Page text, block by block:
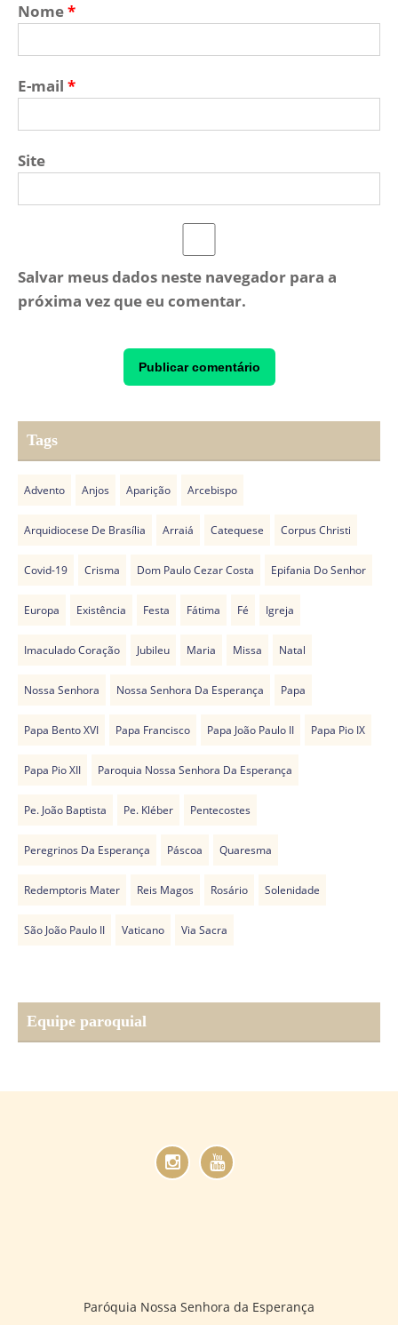
Nome*
E-mail *
Site
Salvar meus dados neste navegador para a
próxima vez que eu comentar.
Tags
Advento Anjos Aparição Arcebispo
Arquidiocese De Brasília Arraiá Catequese Corpus Christi
Covid-19 Crisma Dom Paulo Cezar Costa Epifania Do Senhor
Europa Existência Festa Fátima Fé Igreja
Imaculado Coração Jubileu Maria Missa Natal
Nossa Senhora Nossa Senhora Da Esperança Papa
Papa Bento XVI Papa Francisco Papa João Paulo II Papa Pio IX
Papa Pio XII Paroquia Nossa Senhora Da Esperança
Pe. João Baptista Pe. Kléber Pentecostes
Peregrinos Da Esperança Páscoa Quaresma
Redemptoris Mater Reis Magos Rosário Solenidade
São João Paulo II Vaticano Via Sacra
Equipe paroquial
Paróquia Nossa Senhora da Esperança